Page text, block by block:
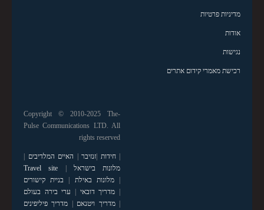
מדיניות פרטיות
אודות
נגישות
רכישת מאמרי קידום אתרים
Copyright © 2010-2025 The-
Pulse Communications LTD. All
rights reserved
|חידות |זנזיבר | האיים המלדיבים |
מלונות בישראל |
Travel site
|מלונות באילת | בניית קישורים
| מדריך דובאי | ערי בירה בעולם
|מדריך ויטנאם | מדריך פיליפינים